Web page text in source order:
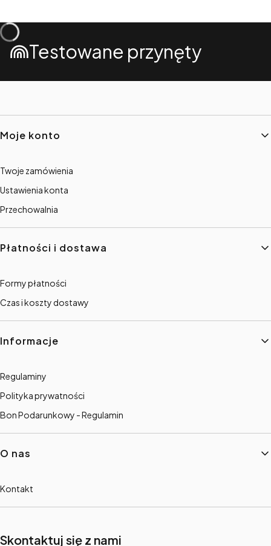
Testowane przynęty
Linki w stopce
Moje konto
Twoje zamówienia
Ustawienia konta
Przechowalnia
Płatności i dostawa
Formy płatności
Czas i koszty dostawy
Informacje
Regulaminy
Polityka prywatności
Bon Podarunkowy - Regulamin
O nas
Kontakt
Skontaktuj się z nami